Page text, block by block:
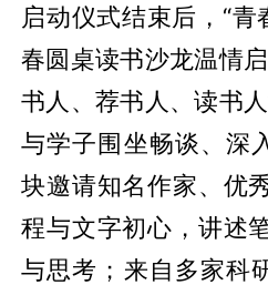
启动仪式结束后，“青
春圆桌读书沙龙温情
书人、荐书人、读书
与学子围坐畅谈、深
块邀请知名作家、优
程与文字初心，讲述
与思考；来自多家科